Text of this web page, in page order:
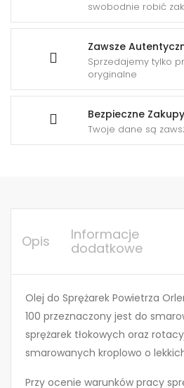
swobodnie robić
Zawsze
Sprzedajemy tylko
oryginalne
Bezpieczne Zakupy
Twoje dane są
Opis
Informacje
dodatkowe
Olej do Sprężarek Powietrza
100 przeznaczony jest do
sprężarek tłokowych oraz
smarowanych kroplowo o
Przy ocenie warunków pracy